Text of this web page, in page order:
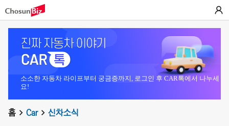
소소한 자동차 라이프부터 궁금증까지, 로그인 후 CAR톡에서 나누세
요!
홈 Car 신차소식